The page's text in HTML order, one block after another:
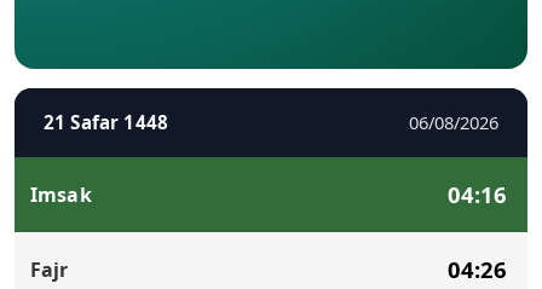
21 Safar 1448 06/08/2026
Imsak 04:16
Fajr 04:26